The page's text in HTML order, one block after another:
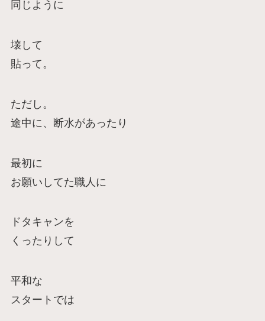
同じように
壊して
貼って。
ただし。
途中に、断水があったり
最初に
お願いしてた職人に
ドタキャンを
くったりして
平和な
スタートでは